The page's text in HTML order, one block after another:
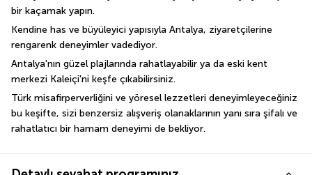
bir kaçamak yapın.
Kendine has ve büyüleyici yapısıyla Antalya, ziyaretçilerine
rengarenk deneyimler vadediyor.
Antalya'nın güzel plajlarında rahatlayabilir ya da eski kent
merkezi Kaleiçi'ni keşfe çıkabilirsiniz.
Türk misafirperverliğini ve yöresel lezzetleri deneyimleyeceğiniz
bu keşifte, sizi benzersiz alışveriş olanaklarının yanı sıra şifalı ve
rahatlatıcı bir hamam deneyimi de bekliyor.